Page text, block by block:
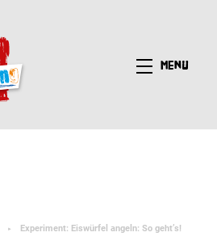
Menü
► Experiment: Eiswürfel angeln: So geht’s!